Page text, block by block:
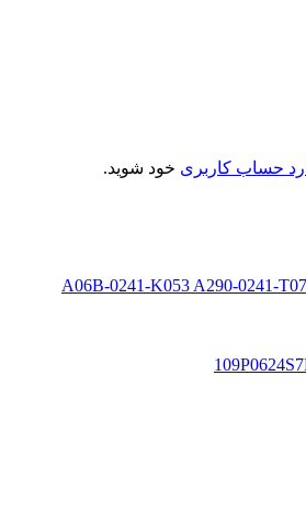
حساب کاربری خود شوید.
A06B-0241-K053 A290-0241-